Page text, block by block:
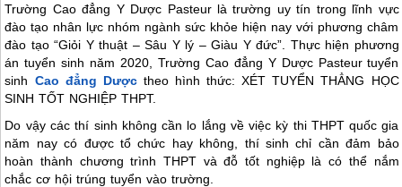
Trường Cao đẳng Y Dược Pasteur là trường uy tín trong lĩnh vực
đào tạo nhân lực nhóm ngành sức khỏe hiện nay với phương châm
đào tạo “Giỏi Y thuật – Sâu Y lý – Giàu Y đức”. Thực hiện phương
án tuyển sinh năm 2020, Trường Cao đẳng Y Dược Pasteur tuyển
sinh Cao đẳng Dượctheo hình thức: XÉT TUYỂN THẲNG HỌC
SINH TỐT NGHIỆP THPT.
Do vậy các thí sinh không cần lo lắng về việc kỳ thi THPT quốc gia
năm nay có được tổ chức hay không, thí sinh chỉ cần đảm bảo
hoàn thành chương trình THPT và đỗ tốt nghiệp là có thể nắm
chắc cơ hội trúng tuyển vào trường.